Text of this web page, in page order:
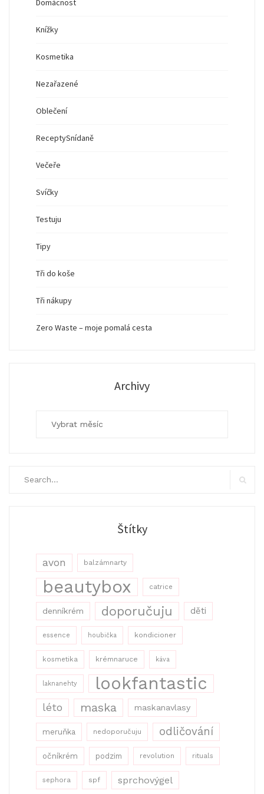
Domácnost
Knížky
Kosmetika
Nezařazené
Oblečení
ReceptySnídaně
Večeře
Svíčky
Testuju
Tipy
Tři do koše
Tři nákupy
Zero Waste – moje pomalá cesta
Archivy
Štítky
avon balzámnarty
beautybox catrice
denníkrém doporučuju děti
essence houbička kondicioner
kosmetika krémnaruce káva
laknanehty lookfantastic
léto maska maskanavlasy
meruňka nedoporučuju odličování
očníkrém podzim revolution rituals
sephora spf sprchovýgel